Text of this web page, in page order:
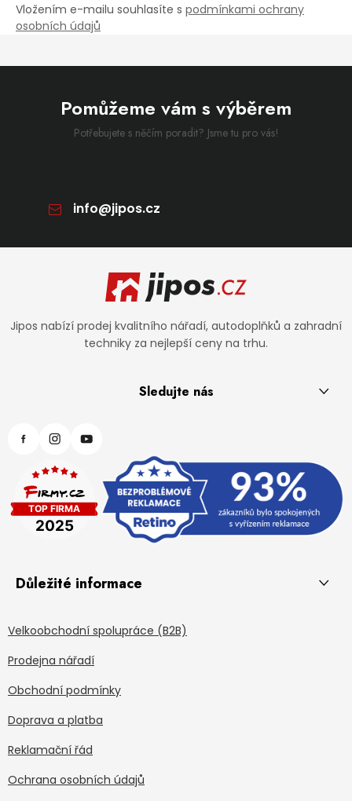
Vložením e-mailu souhlasíte s podmínkami ochrany
osobních údajů
Pomůžeme vám s výběrem
Potřebujete s něčím poradit? Jsme tu pro vás!
info@jipos.cz
Jipos nabízí prodej kvalitního nářadí, autodoplňků a zahradní
techniky za nejlepší ceny na trhu.
Sledujte nás
Důležité informace
Velkoobchodní spolupráce (B2B)
Prodejna nářadí
Obchodní podmínky
Doprava a platba
Reklamační řád
Ochrana osobních údajů